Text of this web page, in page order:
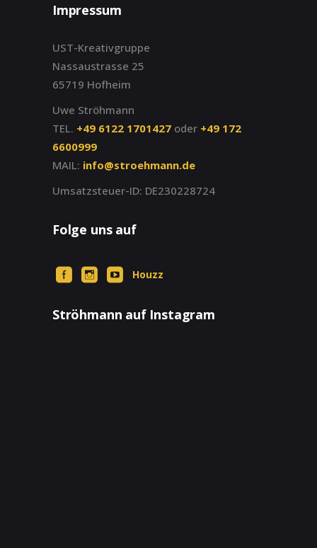
Impressum
UST-Kreativgruppe
Nassaustrasse 25
65719 Hofheim
Uwe Ströhmann
TEL. +49 6122 1701427 oder +49 172
6600999
MAIL: info@stroehmann.de
Umsatzsteuer-ID: DE230228724
Folge uns auf
Houzz
Ströhmann auf Instagram